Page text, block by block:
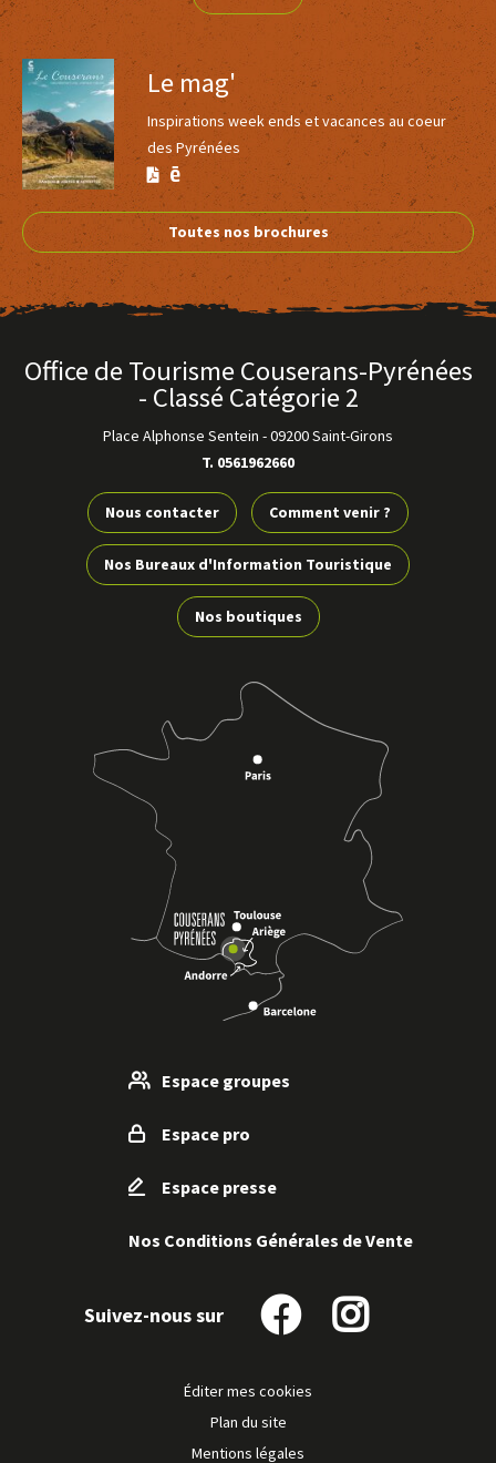
Le mag'
Inspirations week ends et vacances au coeur
des Pyrénées
Version
PDF
Version
Calaméo
Toutes nos brochures
Office de Tourisme Couserans-Pyrénées
- Classé Catégorie 2
Place Alphonse Sentein -09200 Saint-Girons
T. 0561962660
Nous contacter Comment venir ?
Nos Bureaux d'Information Touristique
Nos boutiques
Espace groupes
Espace pro
Espace presse
Nos Conditions Générales de Vente
Suivez-nous sur
Suivez-
sur
Suivez-
Éditer mes cookies
Plan du site
Mentions légales